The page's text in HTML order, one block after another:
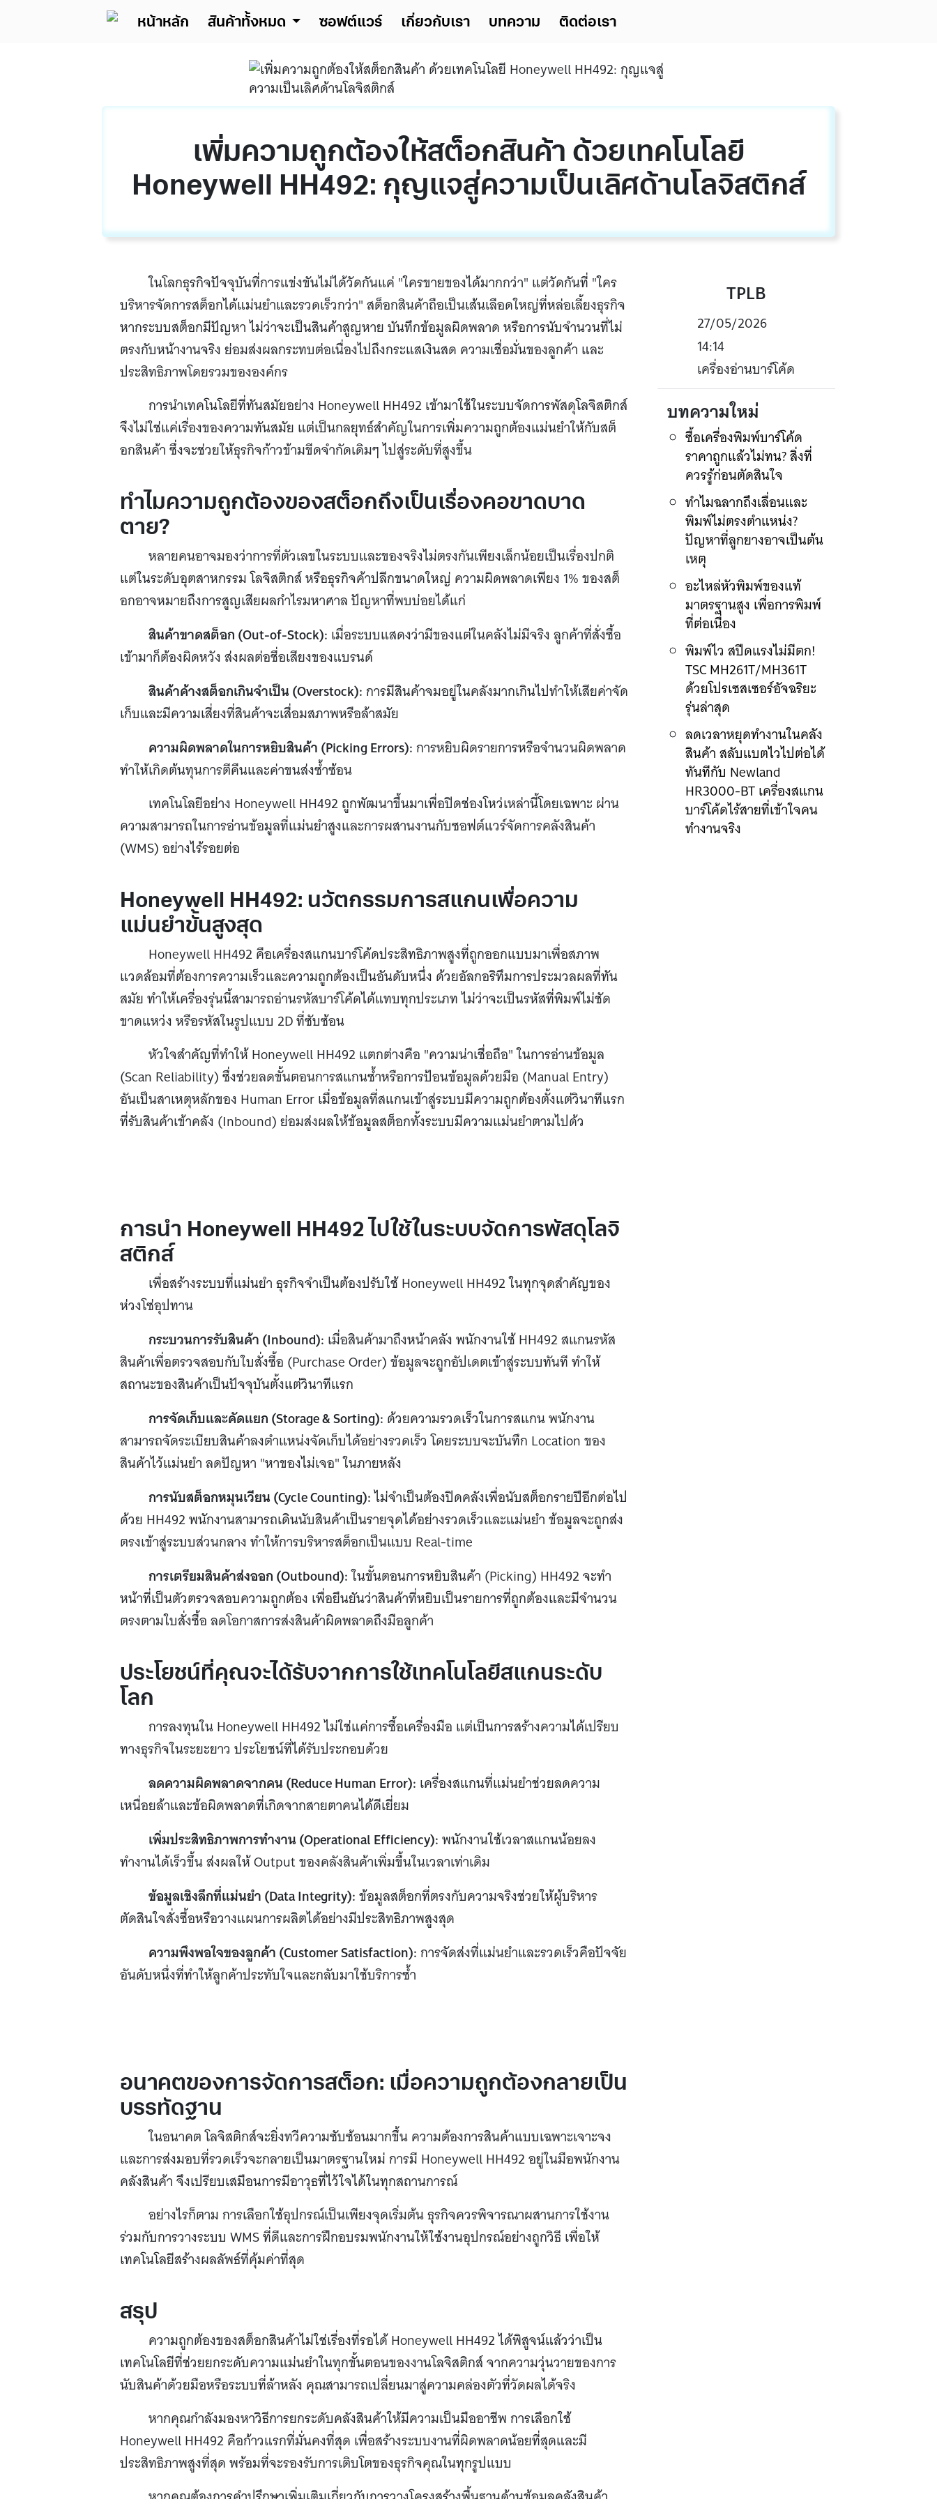
หน้าหลัก สินค้าทั้งหมด ซอฟต์แวร์ เกี่ยวกับเรา บทความ ติดต่อเรา
เพิ่มความถูกต้องให้สต็อกสินค้า ด้วยเทคโนโลยี
Honeywell HH492: กุญแจสู่ความเป็นเลิศด้านโลจิสติกส์
ในโลกธุรกิจปัจจุบันที่การแข่งขันไม่ได้วัดกันแค่ "ใครขายของได้มากกว่า" แต่วัดกันที่ "ใคร
บริหารจัดการสต็อกได้แม่นยำและรวดเร็วกว่า" สต็อกสินค้าถือเป็นเส้นเลือดใหญ่ที่หล่อเลี้ยงธุรกิจ
หากระบบสต็อกมีปัญหา ไม่ว่าจะเป็นสินค้าสูญหาย บันทึกข้อมูลผิดพลาด หรือการนับจำนวนที่ไม่
ตรงกับหน้างานจริง ย่อมส่งผลกระทบต่อเนื่องไปถึงกระแสเงินสด ความเชื่อมั่นของลูกค้า และ
ประสิทธิภาพโดยรวมขององค์กร
การนำเทคโนโลยีที่ทันสมัยอย่าง Honeywell HH492 เข้ามาใช้ในระบบจัดการพัสดุโลจิสติกส์
จึงไม่ใช่แค่เรื่องของความทันสมัย แต่เป็นกลยุทธ์สำคัญในการเพิ่มความถูกต้องแม่นยำให้กับสต็
อกสินค้า ซึ่งจะช่วยให้ธุรกิจก้าวข้ามขีดจำกัดเดิมๆ ไปสู่ระดับที่สูงขึ้น
ทำไมความถูกต้องของสต็อกถึงเป็นเรื่องคอขาดบาด
ตาย?
หลายคนอาจมองว่าการที่ตัวเลขในระบบและของจริงไม่ตรงกันเพียงเล็กน้อยเป็นเรื่องปกติ
แต่ในระดับอุตสาหกรรม โลจิสติกส์ หรือธุรกิจค้าปลีกขนาดใหญ่ ความผิดพลาดเพียง 1% ของสต็
อกอาจหมายถึงการสูญเสียผลกำไรมหาศาล ปัญหาที่พบบ่อยได้แก่
สินค้าขาดสต็อก (Out-of-Stock): เมื่อระบบแสดงว่ามีของแต่ในคลังไม่มีจริง ลูกค้าที่สั่งซื้อ
เข้ามาก็ต้องผิดหวัง ส่งผลต่อชื่อเสียงของแบรนด์
สินค้าค้างสต็อกเกินจำเป็น (Overstock): การมีสินค้าจมอยู่ในคลังมากเกินไปทำให้เสียค่าจัด
เก็บและมีความเสี่ยงที่สินค้าจะเสื่อมสภาพหรือล้าสมัย
ความผิดพลาดในการหยิบสินค้า (Picking Errors): การหยิบผิดรายการหรือจำนวนผิดพลาด
ทำให้เกิดต้นทุนการตีคืนและค่าขนส่งซ้ำซ้อน
เทคโนโลยีอย่าง Honeywell HH492 ถูกพัฒนาขึ้นมาเพื่อปิดช่องโหว่เหล่านี้โดยเฉพาะ ผ่าน
ความสามารถในการอ่านข้อมูลที่แม่นยำสูงและการผสานงานกับซอฟต์แวร์จัดการคลังสินค้า
(WMS) อย่างไร้รอยต่อ
Honeywell HH492: นวัตกรรมการสแกนเพื่อความ
แม่นยำขั้นสูงสุด
Honeywell HH492 คือเครื่องสแกนบาร์โค้ดประสิทธิภาพสูงที่ถูกออกแบบมาเพื่อสภาพ
แวดล้อมที่ต้องการความเร็วและความถูกต้องเป็นอันดับหนึ่ง ด้วยอัลกอริทึมการประมวลผลที่ทัน
สมัย ทำให้เครื่องรุ่นนี้สามารถอ่านรหัสบาร์โค้ดได้แทบทุกประเภท ไม่ว่าจะเป็นรหัสที่พิมพ์ไม่ชัด
ขาดแหว่ง หรือรหัสในรูปแบบ 2D ที่ซับซ้อน
หัวใจสำคัญที่ทำให้ Honeywell HH492 แตกต่างคือ "ความน่าเชื่อถือ" ในการอ่านข้อมูล
(Scan Reliability) ซึ่งช่วยลดขั้นตอนการสแกนซ้ำหรือการป้อนข้อมูลด้วยมือ (Manual Entry)
อันเป็นสาเหตุหลักของ Human Error เมื่อข้อมูลที่สแกนเข้าสู่ระบบมีความถูกต้องตั้งแต่วินาทีแรก
ที่รับสินค้าเข้าคลัง (Inbound) ย่อมส่งผลให้ข้อมูลสต็อกทั้งระบบมีความแม่นยำตามไปด้ว
การนำ Honeywell HH492 ไปใช้ในระบบจัดการพัสดุโลจิ
สติกส์
เพื่อสร้างระบบที่แม่นยำ ธุรกิจจำเป็นต้องปรับใช้ Honeywell HH492 ในทุกจุดสำคัญของ
ห่วงโซ่อุปทาน
กระบวนการรับสินค้า (Inbound): เมื่อสินค้ามาถึงหน้าคลัง พนักงานใช้ HH492 สแกนรหัส
สินค้าเพื่อตรวจสอบกับใบสั่งซื้อ (Purchase Order) ข้อมูลจะถูกอัปเดตเข้าสู่ระบบทันที ทำให้
สถานะของสินค้าเป็นปัจจุบันตั้งแต่วินาทีแรก
การจัดเก็บและคัดแยก (Storage & Sorting): ด้วยความรวดเร็วในการสแกน พนักงาน
สามารถจัดระเบียบสินค้าลงตำแหน่งจัดเก็บได้อย่างรวดเร็ว โดยระบบจะบันทึก Location ของ
สินค้าไว้แม่นยำ ลดปัญหา "หาของไม่เจอ" ในภายหลัง
การนับสต็อกหมุนเวียน (Cycle Counting):ไม่จำเป็นต้องปิดคลังเพื่อนับสต็อกรายปีอีกต่อไป
ด้วย HH492 พนักงานสามารถเดินนับสินค้าเป็นรายจุดได้อย่างรวดเร็วและแม่นยำ ข้อมูลจะถูกส่ง
ตรงเข้าสู่ระบบส่วนกลาง ทำให้การบริหารสต็อกเป็นแบบ Real-time
การเตรียมสินค้าส่งออก (Outbound):ในขั้นตอนการหยิบสินค้า (Picking) HH492 จะทำ
หน้าที่เป็นตัวตรวจสอบความถูกต้อง เพื่อยืนยันว่าสินค้าที่หยิบเป็นรายการที่ถูกต้องและมีจำนวน
ตรงตามใบสั่งซื้อ ลดโอกาสการส่งสินค้าผิดพลาดถึงมือลูกค้า
ประโยชน์ที่คุณจะได้รับจากการใช้เทคโนโลยีสแกนระดับ
โลก
การลงทุนใน Honeywell HH492 ไม่ใช่แค่การซื้อเครื่องมือ แต่เป็นการสร้างความได้เปรียบ
ทางธุรกิจในระยะยาว ประโยชน์ที่ได้รับประกอบด้วย
ลดความผิดพลาดจากคน (Reduce Human Error): เครื่องสแกนที่แม่นยำช่วยลดความ
เหนื่อยล้าและข้อผิดพลาดที่เกิดจากสายตาคนได้ดีเยี่ยม
เพิ่มประสิทธิภาพการทำงาน (Operational Efficiency):พนักงานใช้เวลาสแกนน้อยลง
ทำงานได้เร็วขึ้น ส่งผลให้ Output ของคลังสินค้าเพิ่มขึ้นในเวลาเท่าเดิม
ข้อมูลเชิงลึกที่แม่นยำ (Data Integrity):ข้อมูลสต็อกที่ตรงกับความจริงช่วยให้ผู้บริหาร
ตัดสินใจสั่งซื้อหรือวางแผนการผลิตได้อย่างมีประสิทธิภาพสูงสุด
ความพึงพอใจของลูกค้า (Customer Satisfaction): การจัดส่งที่แม่นยำและรวดเร็วคือปัจจัย
อันดับหนึ่งที่ทำให้ลูกค้าประทับใจและกลับมาใช้บริการซ้ำ
อนาคตของการจัดการสต็อก: เมื่อความถูกต้องกลายเป็น
บรรทัดฐาน
ในอนาคต โลจิสติกส์จะยิ่งทวีความซับซ้อนมากขึ้น ความต้องการสินค้าแบบเฉพาะเจาะจง
และการส่งมอบที่รวดเร็วจะกลายเป็นมาตรฐานใหม่ การมี Honeywell HH492 อยู่ในมือพนักงาน
คลังสินค้า จึงเปรียบเสมือนการมีอาวุธที่ไว้ใจได้ในทุกสถานการณ์
อย่างไรก็ตาม การเลือกใช้อุปกรณ์เป็นเพียงจุดเริ่มต้น ธุรกิจควรพิจารณาผสานการใช้งาน
ร่วมกับการวางระบบ WMS ที่ดีและการฝึกอบรมพนักงานให้ใช้งานอุปกรณ์อย่างถูกวิธี เพื่อให้
เทคโนโลยีสร้างผลลัพธ์ที่คุ้มค่าที่สุด
สรุป
ความถูกต้องของสต็อกสินค้าไม่ใช่เรื่องที่รอได้ Honeywell HH492 ได้พิสูจน์แล้วว่าเป็น
เทคโนโลยีที่ช่วยยกระดับความแม่นยำในทุกขั้นตอนของงานโลจิสติกส์ จากความวุ่นวายของการ
นับสินค้าด้วยมือหรือระบบที่ล้าหลัง คุณสามารถเปลี่ยนมาสู่ความคล่องตัวที่วัดผลได้จริง
หากคุณกำลังมองหาวิธีการยกระดับคลังสินค้าให้มีความเป็นมืออาชีพ การเลือกใช้
Honeywell HH492 คือก้าวแรกที่มั่นคงที่สุด เพื่อสร้างระบบงานที่ผิดพลาดน้อยที่สุดและมี
ประสิทธิภาพสูงที่สุด พร้อมที่จะรองรับการเติบโตของธุรกิจคุณในทุกรูปแบบ
TPLB
27/05/2026
14:14
เครื่องอ่านบาร์โค้ด
บทความใหม่
ซื้อเครื่องพิมพ์บาร์โค้ด
ราคาถูกแล้วไม่ทน? สิ่งที่
ควรรู้ก่อนตัดสินใจ
ทำไมฉลากถึงเลื่อนและ
พิมพ์ไม่ตรงตำแหน่ง?
ปัญหาที่ลูกยางอาจเป็นต้น
เหตุ
อะไหล่หัวพิมพ์ของแท้
มาตรฐานสูง เพื่อการพิมพ์
ที่ต่อเนื่อง
พิมพ์ไว สปีดแรงไม่มีตก!
TSC MH261T/MH361T
ด้วยโปรเซสเซอร์อัจฉริยะ
รุ่นล่าสุด
ลดเวลาหยุดทำงานในคลัง
สินค้า สลับแบตไวไปต่อได้
ทันทีกับ Newland
HR3000-BT เครื่องสแกน
บาร์โค้ดไร้สายที่เข้าใจคน
ทำงานจริง